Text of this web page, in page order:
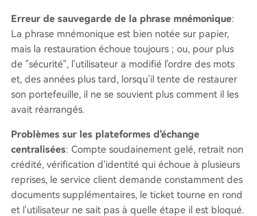
Erreur de sauvegarde de la phrase mnémonique:
La phrase mnémonique est bien notée sur papier,
mais la restauration échoue toujours ; ou, pour plus
de "sécurité", l'utilisateur a modifié l'ordre des mots
et, des années plus tard, lorsqu'il tente de restaurer
son portefeuille, il ne se souvient plus comment il les
avait réarrangés.
Problèmes sur les plateformes d'échange
centralisées: Compte soudainement gelé, retrait non
crédité, vérification d'identité qui échoue à plusieurs
reprises, le service client demande constamment des
documents supplémentaires, le ticket tourne en rond
et l'utilisateur ne sait pas à quelle étape il est bloqué.